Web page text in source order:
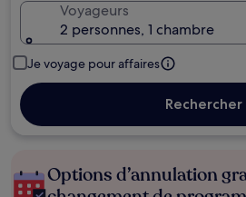
Voyageurs
2 personnes, 1 chambre
Je voyage pour affaires
Rechercher
Options d’annulation